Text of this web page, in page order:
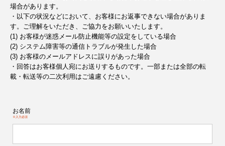
場合があります。
・以下の状況などにおいて、お客様にお返事できない場合がありま
す。ご理解をいただき、ご協力をお願いいたします。
(1) お客様が迷惑メール防止機能等の設定をしている場合
(2) システム障害等の通信トラブルが発生した場合
(3) お客様のメールアドレスに誤りがあった場合
・回答はお客様個人宛にお送りするものです。一部または全部の転
載・転送等の二次利用はご遠慮ください。
お名前
※入力必須